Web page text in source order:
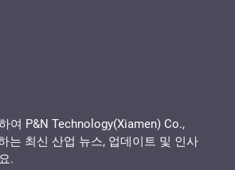
여 P&N Technology(Xiamen) Co.,
는 최신 산업 뉴스, 업데이트 및 인사
.